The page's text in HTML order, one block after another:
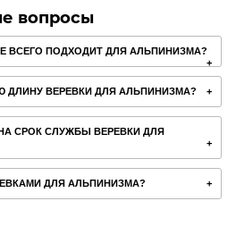
вопросы
ВСЕГО ПОДХОДИТ ДЛЯ АЛЬПИНИЗМА?
ДЛИНУ ВЕРЕВКИ ДЛЯ АЛЬПИНИЗМА?
СРОК СЛУЖБЫ ВЕРЕВКИ ДЛЯ
ДЛЯ АЛЬПИНИЗМА?